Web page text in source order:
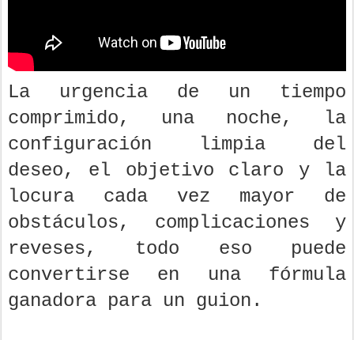
La urgencia de un tiempo
comprimido, una noche, la
configuración limpia del
deseo, el objetivo claro y la
locura cada vez mayor de
obstáculos, complicaciones y
reveses, todo eso puede
convertirse en una fórmula
ganadora para un guion.